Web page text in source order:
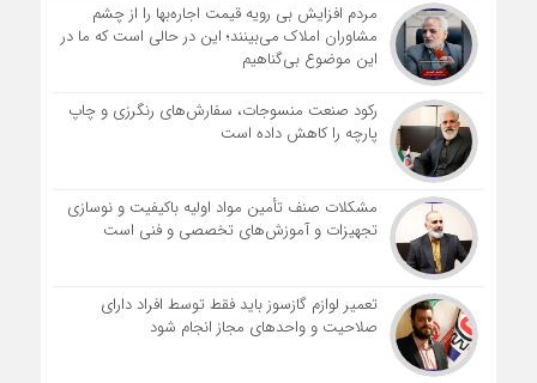
مردم افزایش بی رویه قیمت اجاره‌بها را از چشم
مشاوران املاک می‌بینند؛ این در حالی است که ما در
این موضوع بی‌گناهیم
رکود صنعت منسوجات، سفارش‌های رنگرزی و چاپ
پارچه را کاهش داده است
مشکلات صنف تأمین مواد اولیه باکیفیت و نوسازی
تجهیزات و آموزش‌های تخصصی و فنی است
تعمیر لوازم گازسوز باید فقط توسط افراد دارای
صلاحیت و واحدهای مجاز انجام شود